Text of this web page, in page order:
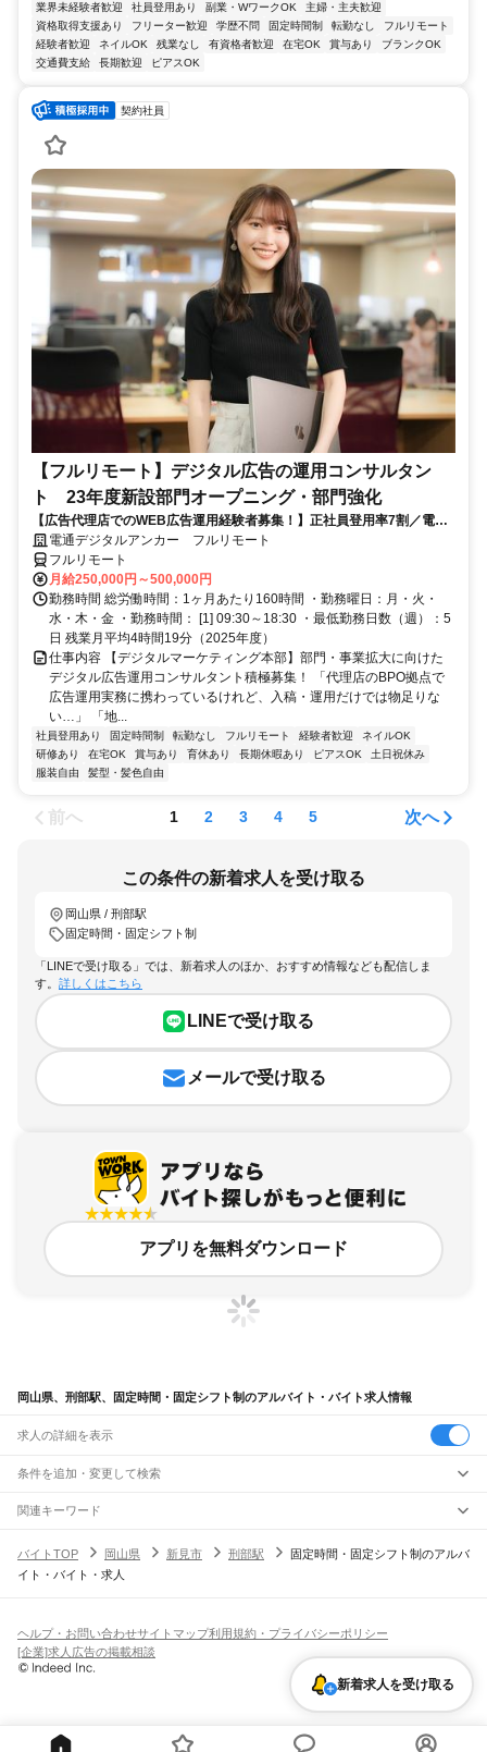
業界未経験者歓迎 社員登用あり 副業・WワークOK
主婦・主夫歓迎
資格取得支援あり
フリーター歓迎 学歴不問 固定時間制 転勤なし
フルリモート
経験者歓迎
ネイルOK 残業なし 有資格者歓迎 在宅OK 賞与あり
ブランクOK
交通費支給
長期歓迎 ピアスOK
契約社員
【フルリモート】デジタル広告の運用コンサルタン
ト 23年度新設部門オープニング・部門強化
【広告代理店でのWEB広告運用経験者募集！】正社員登用率7割／電通
G／全国×完全在宅／年休126日・土日祝休み／残業月平均4時間19分
電通デジタルアンカー フルリモート
フルリモート
月給250,000円～500,000円
勤務時間 総労働時間：1ヶ月あたり160時間 ・勤務曜日：月・火・
水・木・金 ・勤務時間： [1] 09:30～18:30 ・最低勤務日数（週）：5
日 残業月平均4時間19分（2025年度）
仕事内容 【デジタルマーケティング本部】部門・事業拡大に向けた
デジタル広告運用コンサルタント積極募集！ 「代理店のBPO拠点で
広告運用実務に携わっているけれど、入稿・運用だけでは物足りな
い…」 「地...
社員登用あり 固定時間制 転勤なし フルリモート 経験者歓迎
ネイルOK
研修あり
在宅OK 賞与あり 育休あり 長期休暇あり ピアスOK
土日祝休み
服装自由
髪型・髪色自由
前へ 1 2 3 4 5 次へ
この条件の新着求人を受け取る
岡山県 / 刑部駅
固定時間・固定シフト制
「LINEで受け取る」では、新着求人のほか、おすすめ情報なども配信しま
す。 詳しくはこちら
LINEで受け取る
メールで受け取る
アプリを無料ダウンロード
岡山県、刑部駅、固定時間・固定シフト制のアルバイト・バイト求人情報
求人の詳細を表示
条件を追加・変更して検索
市区町村を追加・変更
岡山県すべて
岡山市 すべて
真庭市美作市浅口市和気郡都窪郡浅口郡小田郡真庭郡苫田郡勝田郡
久米郡加賀郡
駅を追加・変更
JR山陽本線(岡山～三原)
岡山駅北長瀬駅庭瀬駅中庄駅 新倉敷駅金光駅鴨方駅里庄駅笠岡駅
香登駅
職種を追加・変更
飲食・フードサービスすべて
ホールスタッフキッチンスタッフ
パン屋（ベーカリー）
バー（BAR）・バーテンダー
飲食店（店長・マネージャー）
営業テレフォンアポインター（テレアポ） ルートセールス
人気
日払いOK高校生歓迎 髪型・髪色自由
留学生・外国人活躍中
シフト
雇用形態を追加・変更
派遣社員
関連キーワード
バイトTOP
岡山県 新見市 刑部駅
固定時間・固定シフト制のアルバ
イト・バイト・求人
新着求人を受け取る
ヘルプ・お問い合わせサイトマップ利用規約・プライバシーポリシー
[企業]求人広告の掲載相談